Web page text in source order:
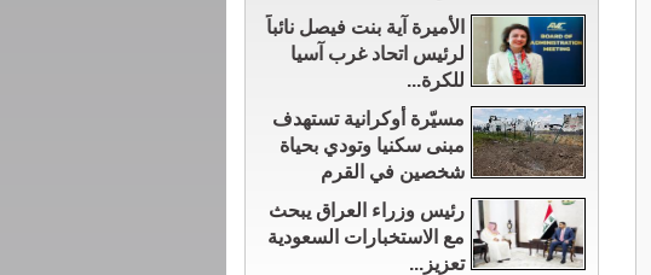
الأميرة آية بنت فيصل نائباً
لرئيس اتحاد غرب آسيا
للكرة...
مسيّرة أوكرانية تستهدف
مبنى سكنيا وتودي بحياة
شخصين في القرم
رئيس وزراء العراق يبحث
مع الاستخبارات السعودية
تعزيز...